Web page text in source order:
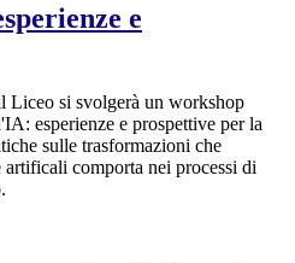
e
Liceo si svolgerà un workshop
esperienze e prospettive per la
sulle trasformazioni che
comporta nei processi di